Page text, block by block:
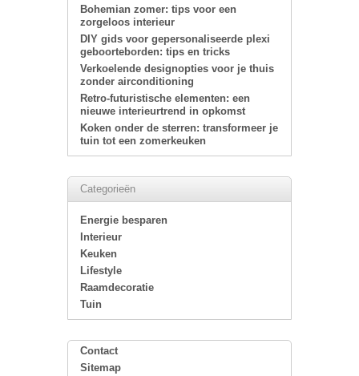
Bohemian zomer: tips voor een
zorgeloos interieur
DIY gids voor gepersonaliseerde plexi
geboorteborden: tips en tricks
Verkoelende designopties voor je thuis
zonder airconditioning
Retro-futuristische elementen: een
nieuwe interieurtrend in opkomst
Koken onder de sterren: transformeer je
tuin tot een zomerkeuken
Categorieën
Energie besparen
Interieur
Keuken
Lifestyle
Raamdecoratie
Tuin
Contact
Sitemap